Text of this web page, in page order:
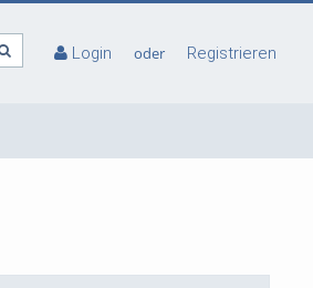
Login oder Registrieren